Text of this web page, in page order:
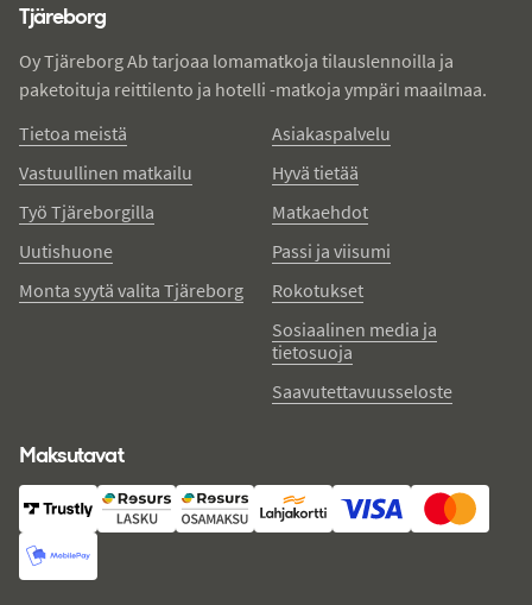
Tjäreborg
Oy Tjäreborg Ab tarjoaa lomamatkoja tilauslennoilla ja
paketoituja reittilento ja hotelli -matkoja ympäri maailmaa.
Tietoa meistä
Vastuullinen matkailu
Työ Tjäreborgilla
Uutishuone
Monta syytä valita Tjäreborg
Asiakaspalvelu
Hyvä tietää
Matkaehdot
Passi ja viisumi
Rokotukset
Sosiaalinen media ja
tietosuoja
Saavutettavuusseloste
Maksutavat